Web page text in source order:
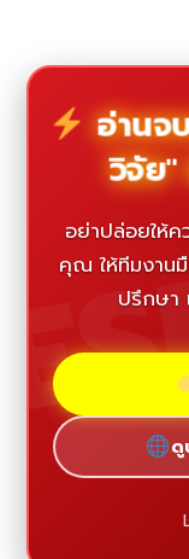
อ่านจ
วิจัย"
อย่าปล่อยให้ค
คุณ ให้ทีมงาน
ปรึกษา
ดู